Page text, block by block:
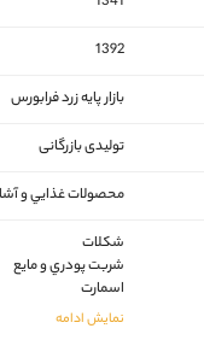
1392
بازار پايه زرد فرابورس
تولیدی بازرگانی
محصولات غذايي و
شکلات
شربت پودري و مايع
اسمارت